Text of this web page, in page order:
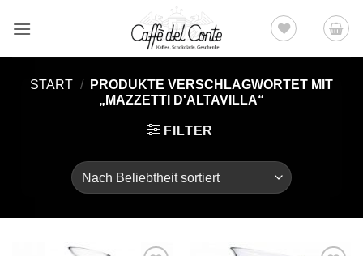
Inhalt
START /
PRODUKTE VERSCHLAGWORTET MIT
„MAZZETTI D'ALTAVILLA“
FILTER